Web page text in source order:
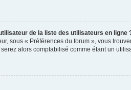
de la liste des utilisateurs en ligne
sous « Préférences du forum », vous
alors comptabilisé comme étant un